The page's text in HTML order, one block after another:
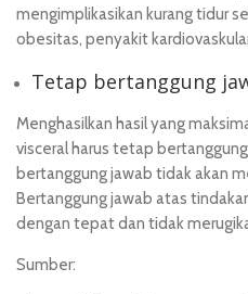
mengimplikasikan kurang tidur
obesitas, penyakit
Tetap bertanggung
Menghasilkan hasil yang
visceral harus tetap
bertanggung jawab tidak akan
Bertanggung jawab atas
dengan tepat dan tidak
Sumber: